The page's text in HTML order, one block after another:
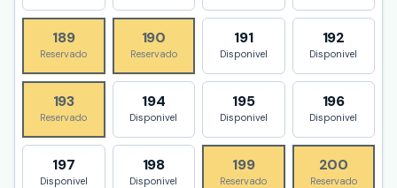
189
Reservado
190
Reservado
191
Disponivel
192
Disponivel
193
Reservado
194
Disponivel
195
Disponivel
196
Disponivel
197
Disponivel
198
Disponivel
199
Reservado
200
Reservado